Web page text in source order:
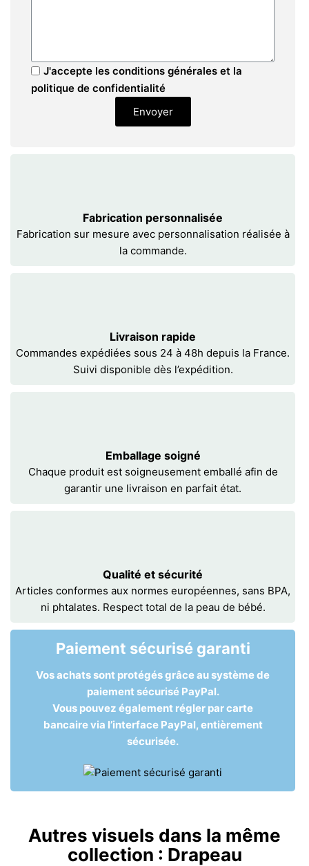
J'accepte les conditions générales et la
politique de confidentialité
Envoyer
Fabrication personnalisée
Fabrication sur mesure avec personnalisation réalisée à
la commande.
Livraison rapide
Commandes expédiées sous 24 à 48h depuis la France.
Suivi disponible dès l’expédition.
Emballage soigné
Chaque produit est soigneusement emballé afin de
garantir une livraison en parfait état.
Qualité et sécurité
Articles conformes aux normes européennes, sans BPA,
ni phtalates. Respect total de la peau de bébé.
Paiement sécurisé garanti
Vos achats sont protégés grâce au système de
paiement sécurisé PayPal.
Vous pouvez également régler par carte
bancaire via l’interface PayPal, entièrement
sécurisée.
Autres visuels dans la même
collection : Drapeau